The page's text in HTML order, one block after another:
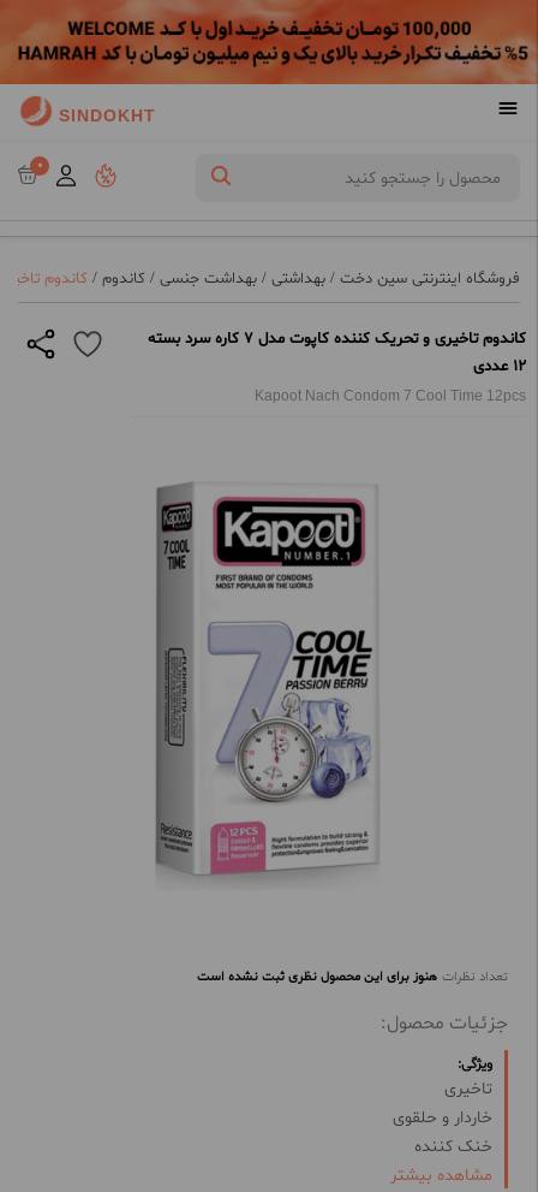
SINDOKHT
0
فروشگاه اینترنتی سین دخت / بهداشتی / بهداشت جنسی / کاندوم / کاندوم تاخیری و
کاندوم تاخیری و تحریک کننده کاپوت مدل 7 کاره سرد بسته
12 عددی
Kapoot Nach Condom 7 Cool Time 12pcs
تعداد نظرات هنوز برای این محصول نظری ثبت نشده است
جزئیات محصول:
ویژگی:
تاخیری
خاردار و حلقوی
خنک کننده
تنگ کننده
مشاهده بیشتر